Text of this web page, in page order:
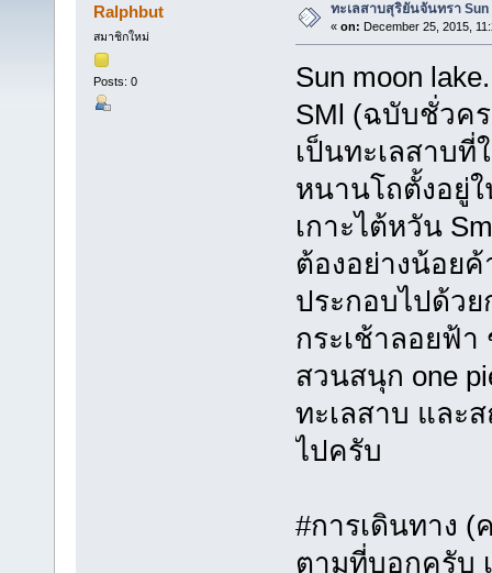
Ralphbut
สมาชิกใหม่
Posts: 0
ทะเลสาบสุริยันจันทรา Sun
« on: December 25, 2015,
Sun moon lake.
SMl (ฉบับชั่วค
เป็นทะเลสาบที่
หนานโถตั้งอยู่
เกาะไต้หวัน
ต้องอย่างน้อย
ประกอบไปด้วย
กระเช้าลอยฟ้
สวนสนุก one
ทะเลสาบ และ
ไปครับ
#การเดินทาง (
ตามที่บอกครับ